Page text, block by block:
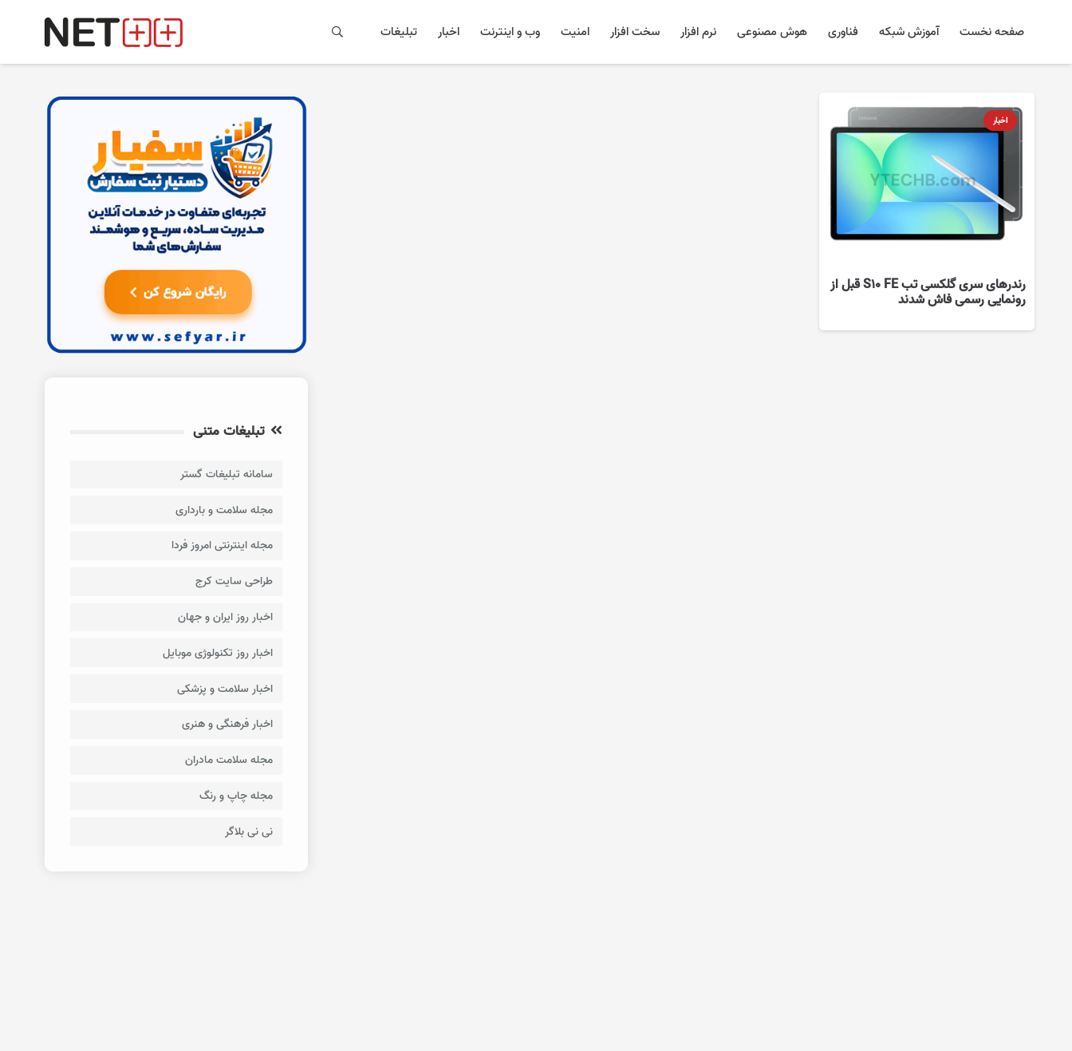
صفحه نخست آموزش شبکه فناوری هوش مصنوعی نرم افزار سخت افزار امنیت وب و اینترنت اخبار تبلیغات
اخبار
رندرهای سری گلکسی تب S10 FE قبل از
رونمایی رسمی فاش شدند
تبلیغات متنی
سامانه تبلیغات گستر
مجله سلامت و بارداری
مجله اینترنتی امروز فردا
طراحی سایت کرج
اخبار روز ایران و جهان
اخبار روز تکنولوژی موبایل
اخبار سلامت و پزشکی
اخبار فرهنگی و هنری
مجله سلامت مادران
مجله چاپ و رنگ
نی نی بلاگر